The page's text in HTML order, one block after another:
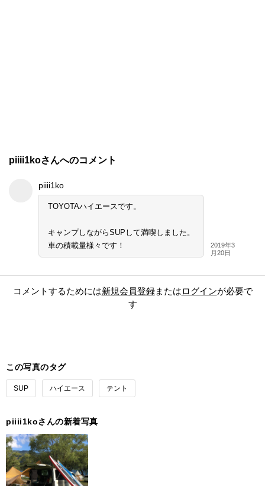
piiii1koさんへのコメント
piiii1ko
TOYOTAハイエースです。
キャンプしながらSUPして満喫しました。
車の積載量様々です！
2019年3
月20日
コメントするためには新規会員登録またはログインが必要で
す
この写真のタグ
SUP ハイエース テント
piiii1koさんの新着写真